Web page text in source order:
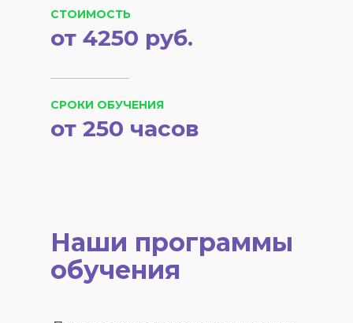
СРОКИ ОБУЧЕНИЯ
СТОИМОСТЬ
от 250 часов
от 4250 руб.
Наши программы
обучения